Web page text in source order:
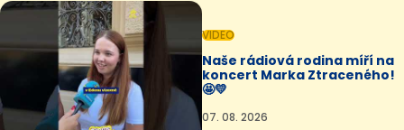
VIDEO
Naše rádiová rodina míří na
koncert Marka Ztraceného!
🤩💛
07. 08. 2026